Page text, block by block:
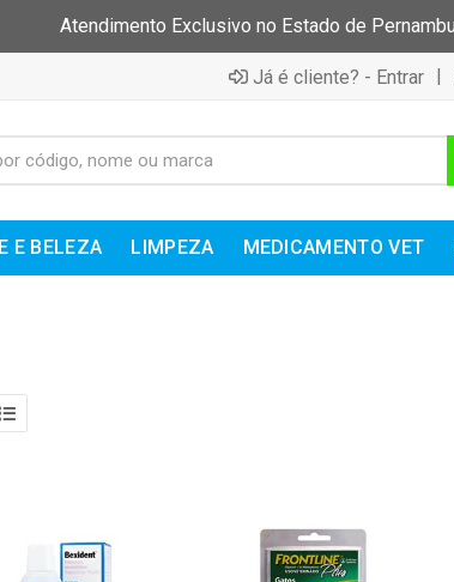
Atendimento Exclusivo no Estado de
Já é cliente? - Entrar |
E BELEZA LIMPEZA MEDICAMENTO VET